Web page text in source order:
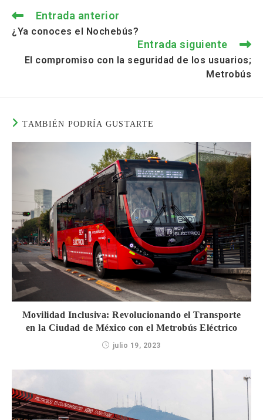
Entrada anterior
¿Ya conoces el Nochebús?
Entrada siguiente
El compromiso con la seguridad de los usuarios;
Metrobús
TAMBIÉN PODRÍA GUSTARTE
Movilidad Inclusiva: Revolucionando el Transporte
en la Ciudad de México con el Metrobús Eléctrico
julio 19, 2023